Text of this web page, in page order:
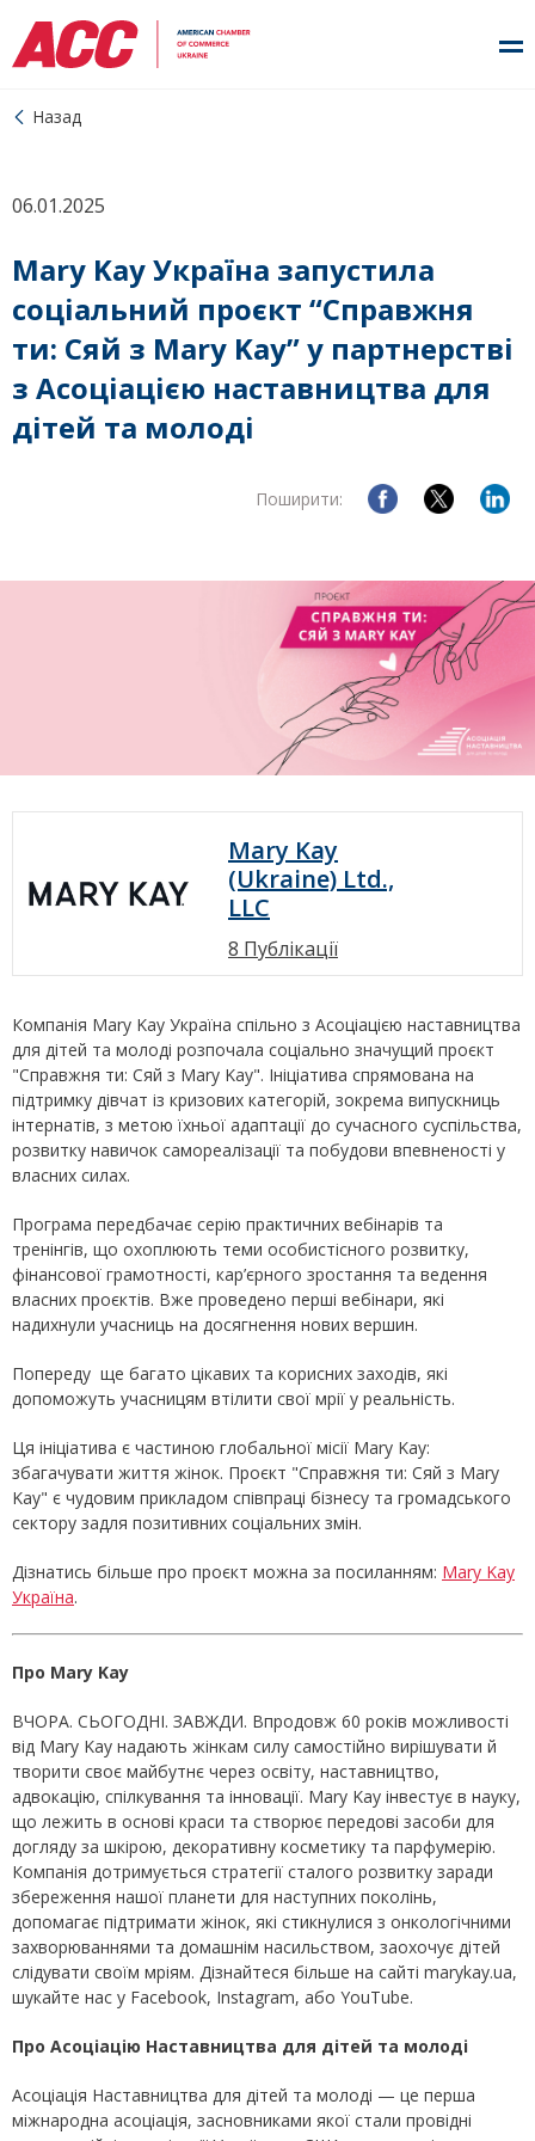
Назад
06.01.2025
Mary Kay Україна запустила
соціальний проєкт “Справжня
ти: Сяй з Mary Kay” у партнерстві
з Асоціацією наставництва для
дітей та молоді
Поширити:
Mary Kay
(Ukraine) Ltd.,
LLC
8 Публікації
Компанія Mary Kay Україна спільно з Асоціацією наставництва
для дітей та молоді розпочала соціально значущий проєкт
"Справжня ти: Сяй з Mary Kay". Ініціатива спрямована на
підтримку дівчат із кризових категорій, зокрема випускниць
інтернатів, з метою їхньої адаптації до сучасного суспільства,
розвитку навичок самореалізації та побудови впевненості у
власних силах.
Програма передбачає серію практичних вебінарів та
тренінгів, що охоплюють теми особистісного розвитку,
фінансової грамотності, кар’єрного зростання та ведення
власних проєктів. Вже проведено перші вебінари, які
надихнули учасниць на досягнення нових вершин.
Попереду ще багато цікавих та корисних заходів, які
допоможуть учасницям втілити свої мрії у реальність.
Ця ініціатива є частиною глобальної місії Mary Kay:
збагачувати життя жінок. Проєкт "Справжня ти: Сяй з Mary
Kay" є чудовим прикладом співпраці бізнесу та громадського
сектору задля позитивних соціальних змін.
Дізнатись більше про проєкт можна за посиланням: Mary Kay
Україна.
Про Mary Kay
ВЧОРА. СЬОГОДНІ. ЗАВЖДИ. Впродовж 60 років можливості
від Mary Kay надають жінкам силу самостійно вирішувати й
творити своє майбутнє через освіту, наставництво,
адвокацію, спілкування та інновації. Mary Kay інвестує в науку,
що лежить в основі краси та створює передові засоби для
догляду за шкірою, декоративну косметику та парфумерію.
Компанія дотримується стратегії сталого розвитку заради
збереження нашої планети для наступних поколінь,
допомагає підтримати жінок, які стикнулися з онкологічними
захворюваннями та домашнім насильством, заохочує дітей
слідувати своїм мріям. Дізнайтеся більше на сайті marykay.ua,
шукайте нас у Facebook, Instagram, або YouTube.
Про Асоціацію Наставництва для дітей та молоді
Асоціація Наставництва для дітей та молоді — це перша
міжнародна асоціація, засновниками якої стали провідні